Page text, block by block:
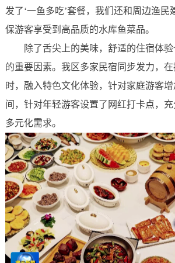
发了‘一鱼多吃’套餐，我们还和周边渔民
保游客享受到高品质的水库鱼菜品。
除了舌尖上的美味，舒适的住宿体
的重要因素。我区多家民宿同步发力，
时，融入特色文化体验，针对家庭游客
间，针对年轻游客设置了网红打卡点，
多元化需求。